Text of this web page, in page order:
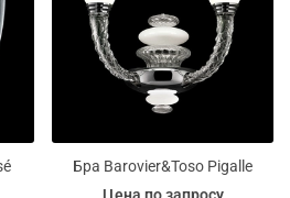
Бра Barovier&Toso Pigalle